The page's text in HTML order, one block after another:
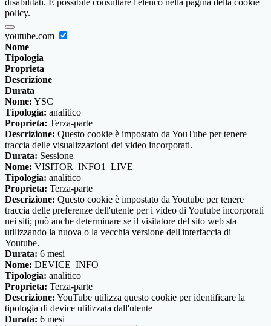
disabilitati. È possibile consultare l'elenco nella pagina della cookie
policy.
youtube.com
Nome
Tipologia
Proprieta
Descrizione
Durata
Nome: YSC
Tipologia: analitico
Proprieta: Terza-parte
Descrizione: Questo cookie è impostato da YouTube per tenere
traccia delle visualizzazioni dei video incorporati.
Durata: Sessione
Nome: VISITOR_INFO1_LIVE
Tipologia: analitico
Proprieta: Terza-parte
Descrizione: Questo cookie è impostato da Youtube per tenere
traccia delle preferenze dell'utente per i video di Youtube incorporati
nei siti; può anche determinare se il visitatore del sito web sta
utilizzando la nuova o la vecchia versione dell'interfaccia di
Youtube.
Durata: 6 mesi
Nome: DEVICE_INFO
Tipologia: analitico
Proprieta: Terza-parte
Descrizione: YouTube utilizza questo cookie per identificare la
tipologia di device utilizzata dall'utente
Durata: 6 mesi